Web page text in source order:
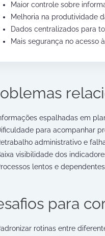
Maior controle sobre
Melhoria na produtividade
Dados centralizados para
Mais segurança no acesso
espalhadas em
para acompanhar
administrativo e
visibilidade dos
lentos e
para
rotinas entre